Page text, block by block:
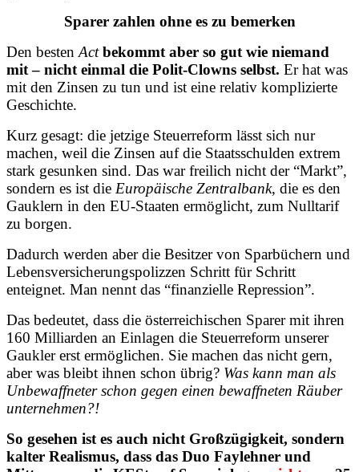
Sparer zahlen ohne es zu bemerken
Den besten Act bekommt aber so gut wie niemand
mit – nicht einmal die Polit-Clowns selbst. Er hat was
mit den Zinsen zu tun und ist eine relativ komplizierte
Geschichte.
Kurz gesagt: die jetzige Steuerreform lässt sich nur
machen, weil die Zinsen auf die Staatsschulden extrem
stark gesunken sind. Das war freilich nicht der “Markt”,
sondern es ist die Europäische Zentralbank, die es den
Gauklern in den EU-Staaten ermöglicht, zum Nulltarif
zu borgen.
Dadurch werden aber die Besitzer von Sparbüchern und
Lebensversicherungspolizzen Schritt für Schritt
enteignet. Man nennt das “finanzielle Repression”.
Das bedeutet, dass die österreichischen Sparer mit ihren
160 Milliarden an Einlagen die Steuerreform unserer
Gaukler erst ermöglichen. Sie machen das nicht gern,
aber was bleibt ihnen schon übrig? Was kann man als
Unbewaffneter schon gegen einen bewaffneten Räuber
unternehmen?!
So gesehen ist es auch nicht Großzügigkeit, sondern
kalter Realismus, dass das Duo Faylehner und